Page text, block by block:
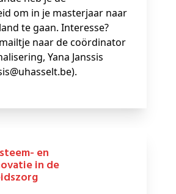
om in je masterjaar naar
te gaan. Interesse?
naar de coördinator
Yana Janssis
in de